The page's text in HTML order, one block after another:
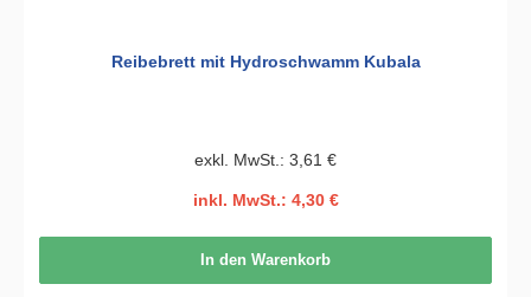
Reibebrett mit Hydroschwamm Kubala
exkl. MwSt.: 3,61 €
inkl. MwSt.: 4,30 €
In den Warenkorb